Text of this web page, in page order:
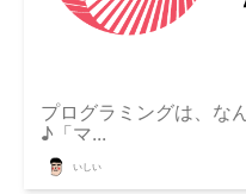
プログラミングは、な
♪「マ...
いしい